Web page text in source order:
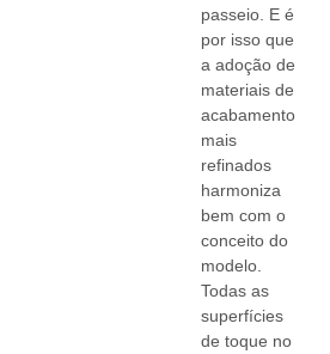
passeio. E é
por isso que
a adoção de
materiais de
acabamento
mais
refinados
harmoniza
bem com o
conceito do
modelo.
Todas as
superfícies
de toque no